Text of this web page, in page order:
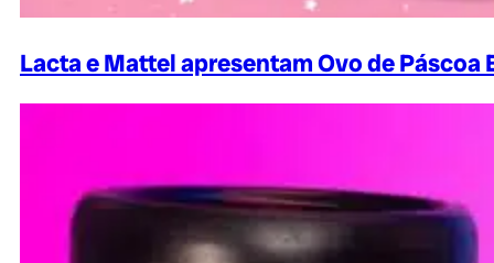
Lacta e Mattel apresentam Ovo de